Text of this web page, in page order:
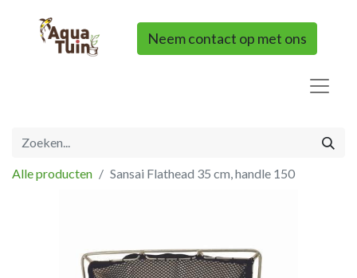
Neem contact op met ons
Alle producten Sansai Flathead 35 cm, handle 150